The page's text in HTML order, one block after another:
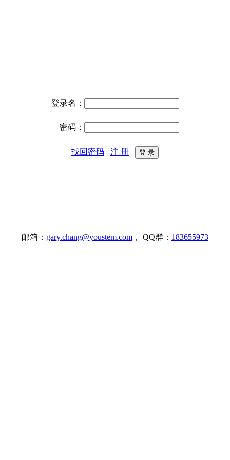
登录名：
密码：
找回密码 注 册
邮箱： gary.chang@youstem.com ， QQ群： 183655973